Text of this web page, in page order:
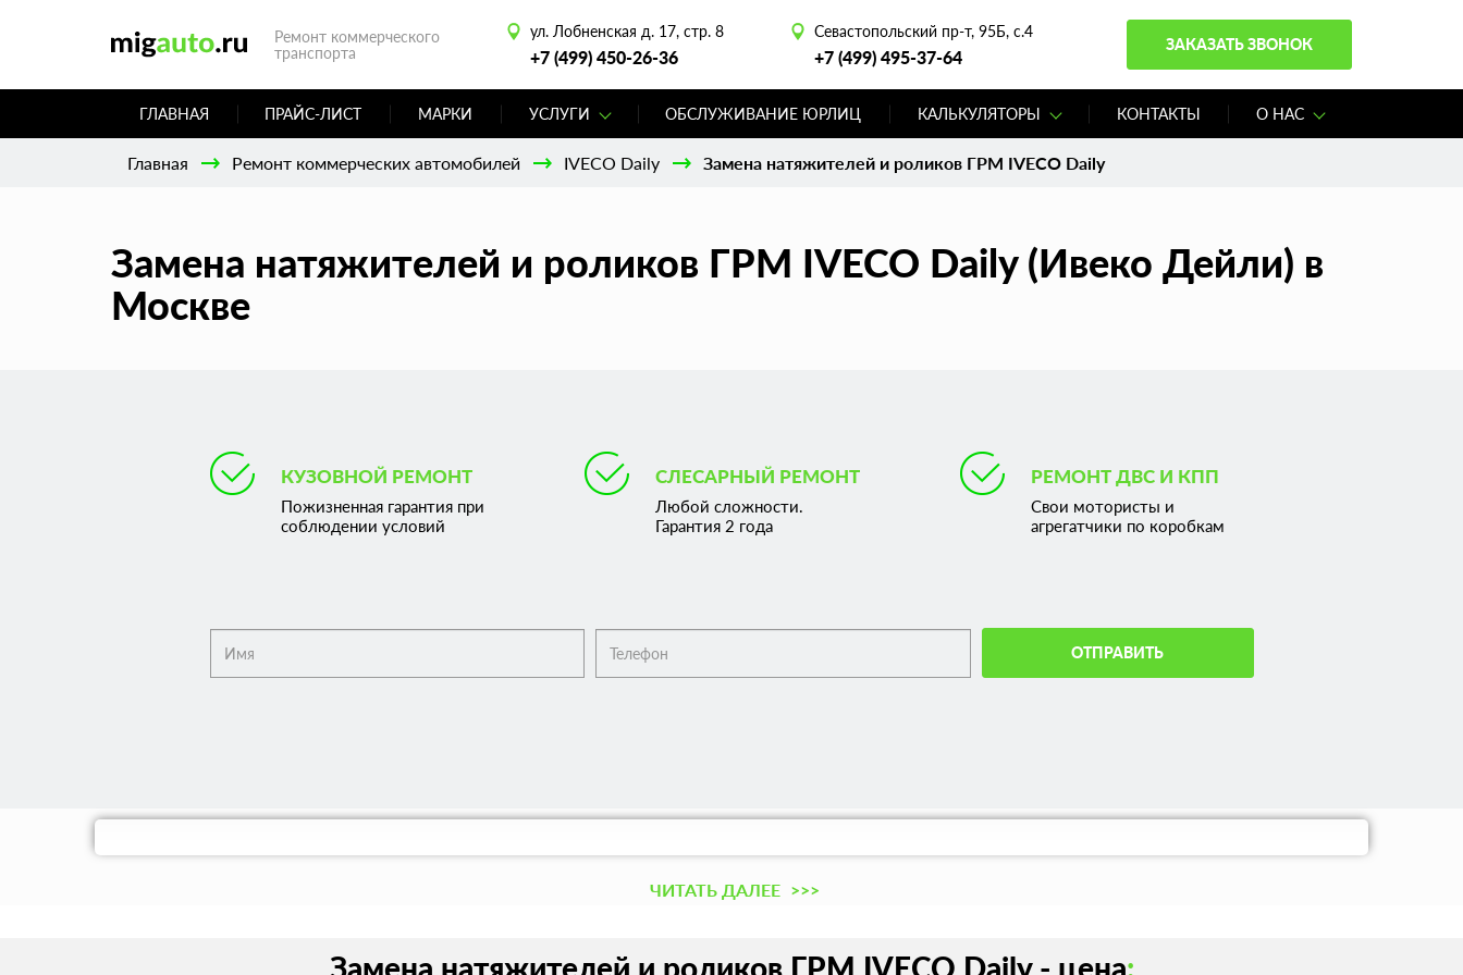
Ремонт коммерческого
транспорта
ул. Лобненская д. 17, стр. 8
+7 (499) 450-26-36
Севастопольский пр-т, 95Б, с.4
+7 (499) 495-37-64
ЗАКАЗАТЬ ЗВОНОК
ГЛАВНАЯ ПРАЙС-ЛИСТ МАРКИ УСЛУГИ ОБСЛУЖИВАНИЕ ЮРЛИЦ КАЛЬКУЛЯТОРЫ КОНТАКТЫ О НАС
Главная Ремонт коммерческих автомобилей IVECO Daily Замена натяжителей и роликов ГРМ IVECO Daily
Замена натяжителей и роликов ГРМ IVECO Daily (Ивеко Дейли) в
Москве
КУЗОВНОЙ РЕМОНТ
Пожизненная гарантия при
соблюдении условий
СЛЕСАРНЫЙ РЕМОНТ
Любой сложности.
Гарантия 2 года
РЕМОНТ ДВС И КПП
Свои мотористы и
агрегатчики по коробкам
ОТПРАВИТЬ
ЧИТАТЬ ДАЛЕЕ >>>